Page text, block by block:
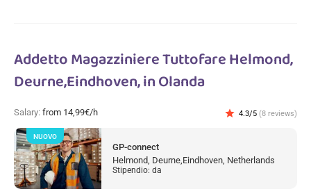
Addetto Magazziniere Tuttofare Helmond,
Deurne,Eindhoven, in Olanda
Salary: from 14,99€/h star 4.3/5 (8 reviews)
GP-connect
Helmond, Deurne,Eindhoven, Netherlands
Stipendio: da
NUOVO